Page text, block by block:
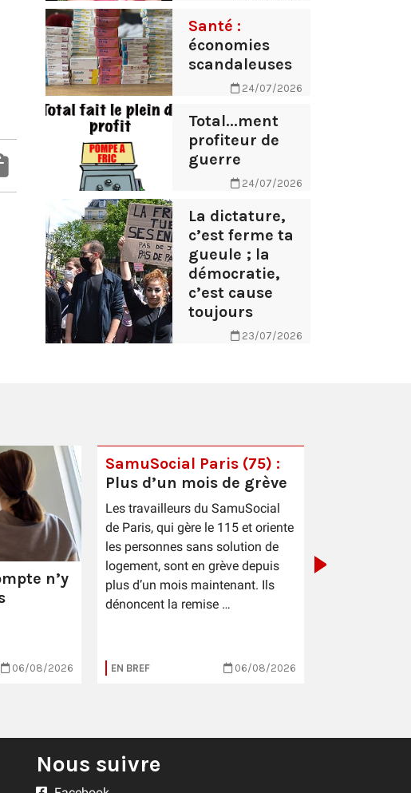
Santé :
économies
scandaleuses
24/07/2026
Total...ment
profiteur de
guerre
24/07/2026
La dictature,
c’est ferme ta
gueule ; la
démocratie,
c’est cause
toujours
23/07/2026
n’y
06/08/2026
SamuSocial Paris (75) :
Plus d’un mois de grève
Les travailleurs du SamuSocial
de Paris, qui gère le 115 et oriente
les personnes sans solution de
logement, sont en grève depuis
plus d’un mois maintenant. Ils
dénoncent la remise …
EN BREF 06/08/2026
Nous suivre